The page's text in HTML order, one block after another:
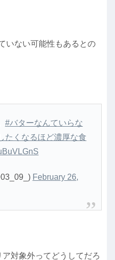
いない可能性もあるとの
#バターなんていらな
たくなるほど濃厚な食
February 26,
対象外ってどうしてだろ